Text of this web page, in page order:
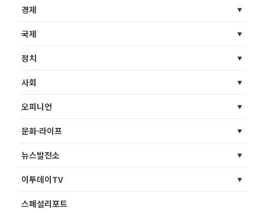
경제
국제
정치
사회
오피니언
문화·라이프
뉴스발전소
이투데이TV
스페셜리포트